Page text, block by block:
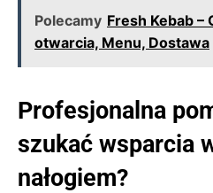
Polecamy Fresh Kebab –
otwarcia, Menu, Dostawa
Profesjonalna
szukać wsparcia
nałogiem?